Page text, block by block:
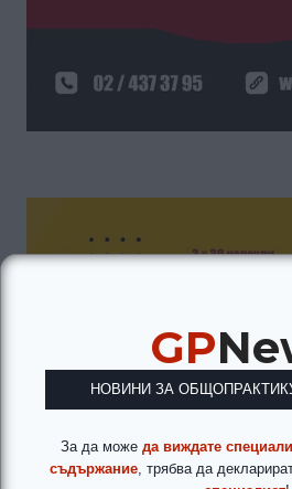
GP
НОВИНИ ЗА
За да може да виждате
съдържание , трябва да